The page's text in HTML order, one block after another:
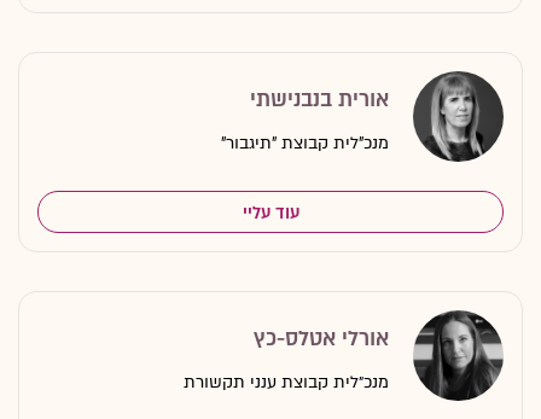
אורית בנבנישתי
מנכ"לית קבוצת "תיגבור"
עוד עליי
אורלי אטלס-כץ
מנכ״לית קבוצת ענני תקשורת